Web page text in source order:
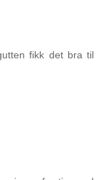
fikk det bra til